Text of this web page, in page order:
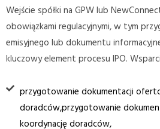
Wejście spółki na GPW lub
obowiązkami regulacyjnymi, w tym
emisyjnego lub dokumentu
kluczowy element procesu IPO.
przygotowanie dokumentacji
doradców,przygotowanie
koordynację doradców,